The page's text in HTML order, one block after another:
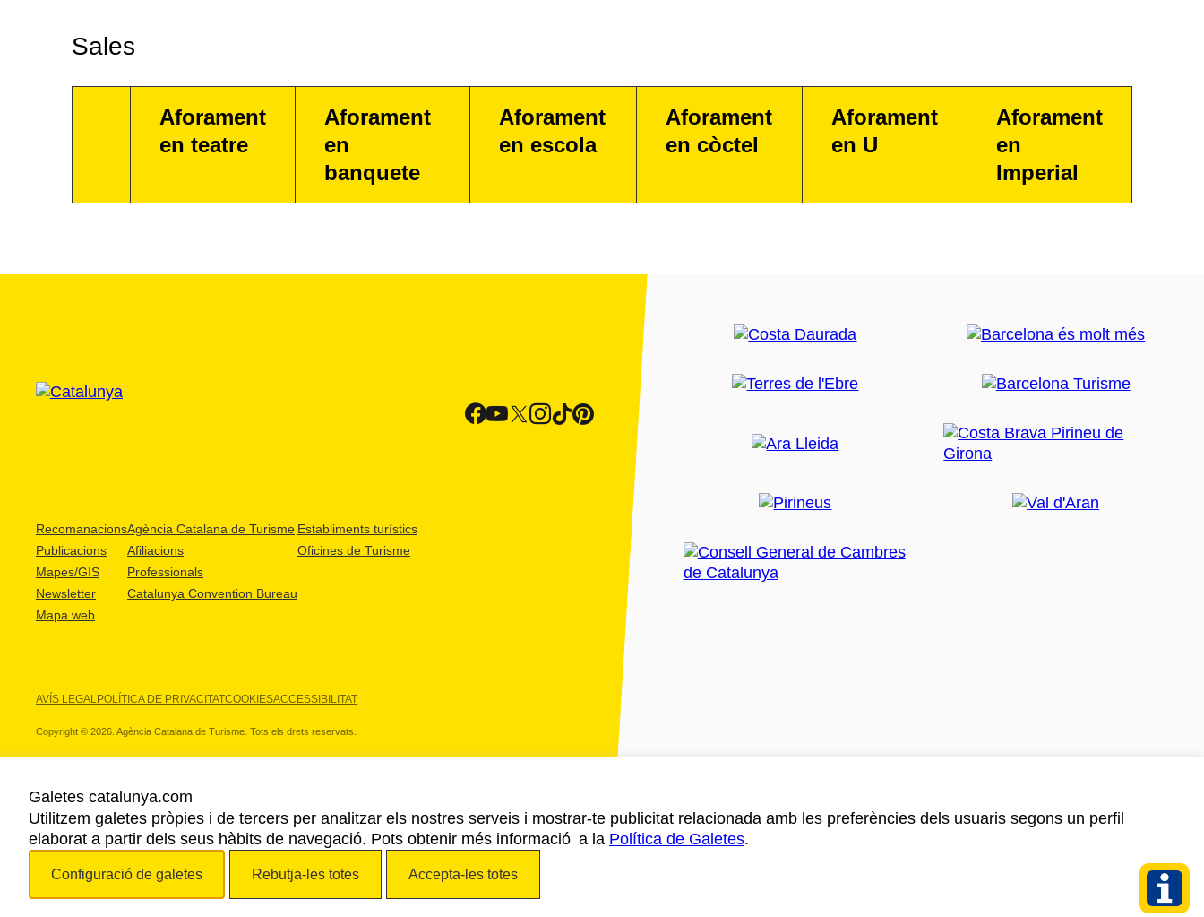
Sales
Aforament
en teatre
Aforament
en
banquete
Aforament
en escola
Aforament
en còctel
Aforament
en U
Aforament
en
Imperial
Recomanacions
Publicacions
Mapes/GIS
Newsletter
Mapa web
Agència Catalana de Turisme
Afiliacions
Professionals
Catalunya Convention Bureau
Establiments turístics
Oficines de Turisme
AVÍS LEGALPOLÍTICA DE PRIVACITATCOOKIESACCESSIBILITAT
Copyright © 2026. Agència Catalana de Turisme. Tots els drets reservats.
ELS NOSTRES PARTNERS
Galetes catalunya.com
Utilitzem galetes pròpies i de tercers per analitzar els nostres serveis i mostrar-te publicitat relacionada amb les preferències dels usuaris segons un perfil
elaborat a partir dels seus hàbits de navegació. Pots obtenir més informació a la Política de Galetes.
Configuració de galetes Rebutja-les totes Accepta-les totes